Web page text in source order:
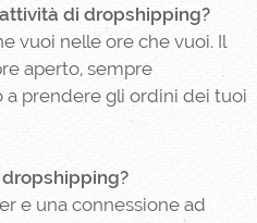
di dropshipping?
vuoi nelle ore che vuoi. Il
aperto, sempre
prendere gli ordini dei tuoi
e una connessione ad